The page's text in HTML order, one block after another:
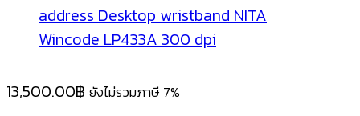
13,500.00฿ ยังไม่รวมภาษี 7%